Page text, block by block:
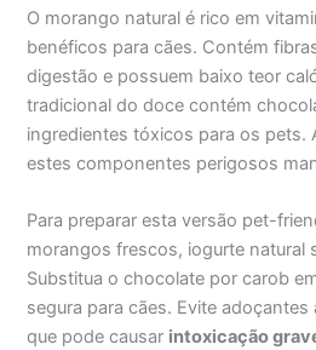
O morango natural é rico em
benéficos para cães. Contém
digestão e possuem baixo teor
tradicional do doce contém
ingredientes tóxicos para os pets.
estes componentes perigosos
Para preparar esta versão pet-
morangos frescos, iogurte natural
Substitua o chocolate por carob
segura para cães. Evite
que pode causar intoxicação